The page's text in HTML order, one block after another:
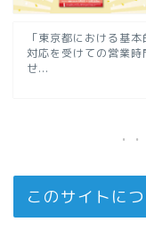
「東京都における基本
対応を受けての営業時
せ...
このサイトに